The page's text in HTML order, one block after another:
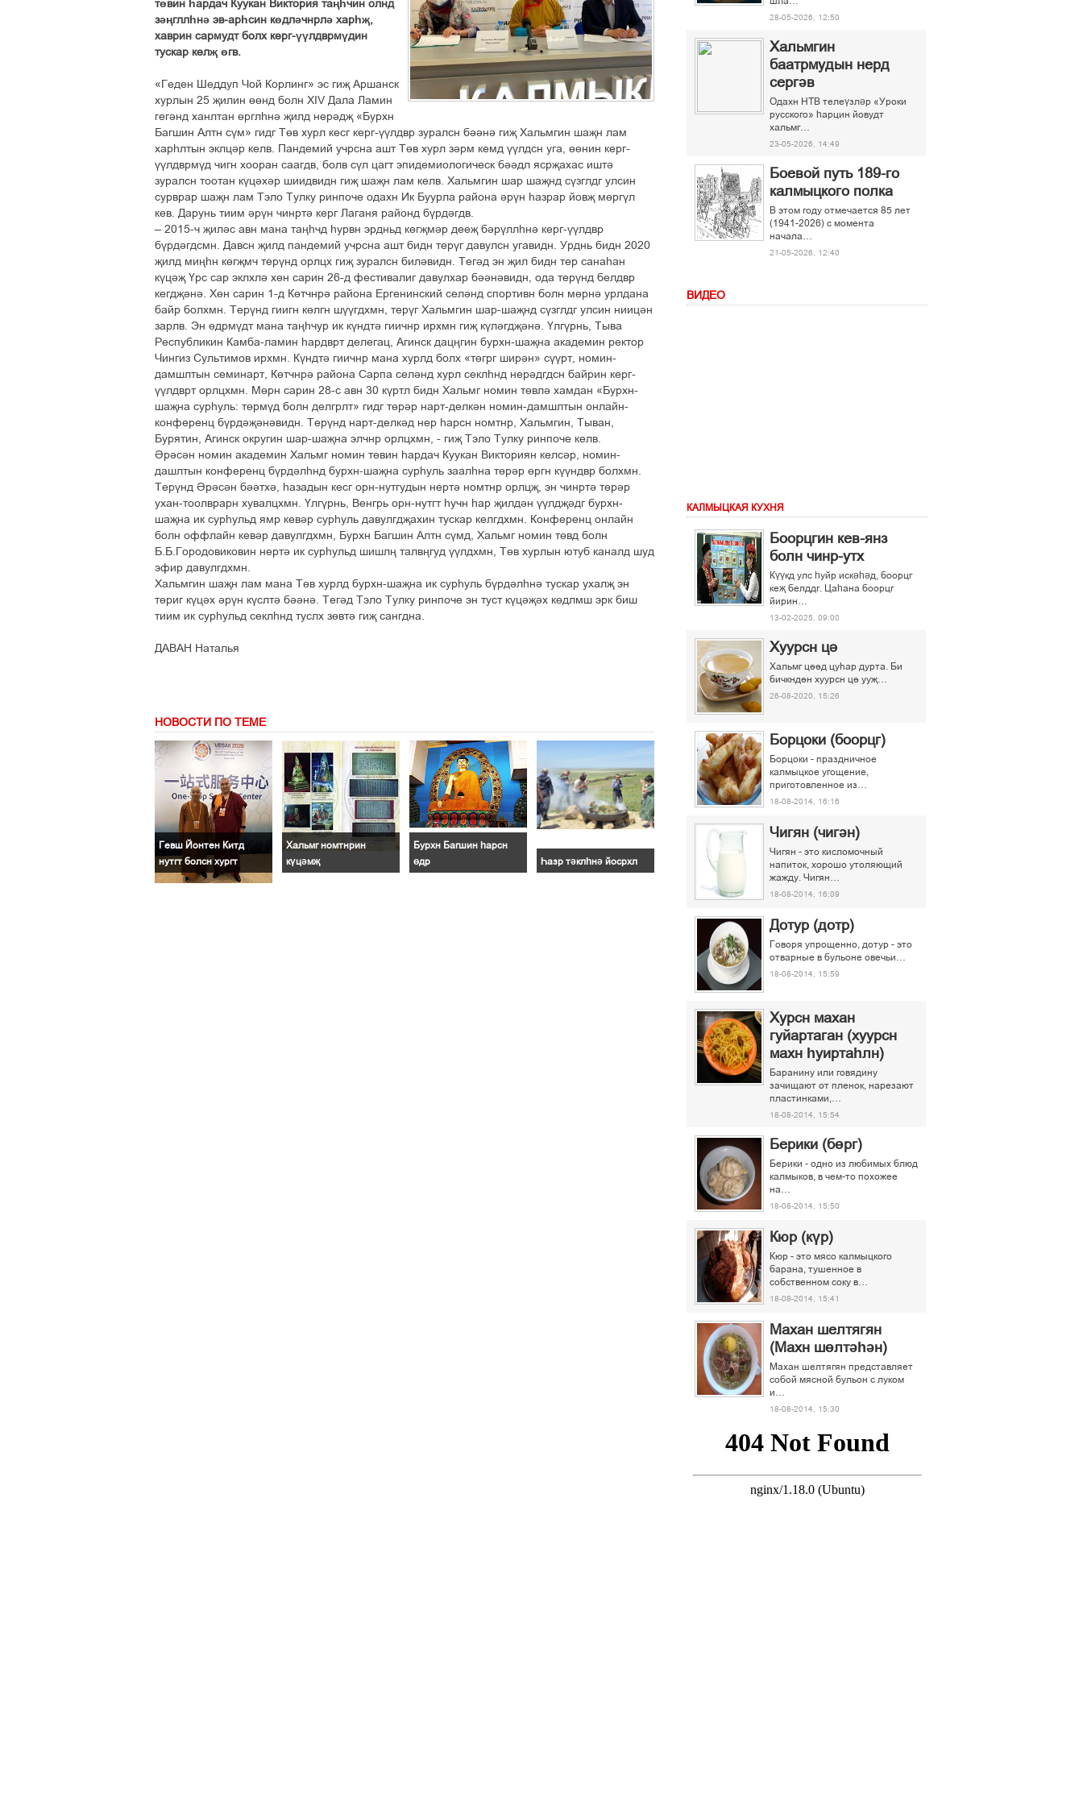
төвин һардач Куукан Виктория таңһчин олнд
зәңгллһнә эв-арһсин көдләчнрлә харһҗ,
хаврин сармудт болх керг-үүлдврмүдин
тускар келҗ өгв.
«Геден Шеддуп Чой Корлинг» эс гиҗ Аршанск
хурлын 25 җилин өөнд болн XIV Дала Ламин
гегәнд ханлтан өрглһнә җилд нерәдҗ «Бурхн
Багшин Алтн сүм» гидг Төв хурл кесг керг-үүлдвр зуралсн бәәнә гиҗ Хальмгин шаҗн лам
харһлтын эклцәр келв. Пандемий учрсна ашт Төв хурл зәрм кемд үүлдсн уга, өөнин керг-
үүлдврмүд чигн хооран саагдв, болв сүл цагт эпидемиологическ бәәдл ясрҗахас иштә
зуралсн тоотан күцәхәр шиидвидн гиҗ шаҗн лам келв. Хальмгин шар шаҗнд сүзглдг улсин
сурврар шаҗн лам Тэло Тулку ринпоче одахн Ик Буурла района әрүн һазрар йовҗ мөргүл
кев. Дарунь тиим әрүн чинртә керг Лаганя районд бүрдәгдв.
– 2015-ч җиләс авн мана таңһчд һурвн эрдньд көгҗмәр дееҗ бәрүллһнә керг-үүлдвр
бүрдәгдсмн. Давсн җилд пандемий учрсна ашт бидн терүг давулсн угавидн. Урднь бидн 2020
җилд миңһн көгҗмч терүнд орлцх гиҗ зуралсн биләвидн. Тегәд эн җил бидн тер санаһан
күцәҗ Үрс сар эклхлә хөн сарин 26-д фестивалиг давулхар бәәнәвидн, ода терүнд белдвр
кегдҗәнә. Хөн сарин 1-д Көтчнрә района Ергенинский селәнд спортивн болн мөрнә урлдана
байр болхмн. Терүнд гиигн көлгн шүүгдхмн, терүг Хальмгин шар-шаҗнд сүзглдг улсин ниицән
зарлв. Эн өдрмүдт мана таңһчур ик күндтә гиичнр ирхмн гиҗ күләгдҗәнә. Үлгүрнь, Тыва
Республикин Камба-ламин һардврт делегац, Агинск дацңгин бурхн-шаҗна академин ректор
Чингиз Сультимов ирхмн. Күндтә гиичнр мана хурлд болх «төгрг ширән» сүүрт, номин-
дамшлтын семинарт, Көтчнрә района Сарпа селәнд хурл секлһнд нерәдгдсн байрин керг-
үүлдврт орлцхмн. Мөрн сарин 28-с авн 30 күртл бидн Хальмг номин төвлә хамдан «Бурхн-
шаҗна сурһуль: төрмүд болн делгрлт» гидг төрәр нарт-делкән номин-дамшлтын онлайн-
конференц бүрдәҗәнәвидн. Терүнд нарт-делкәд нер һарсн номтнр, Хальмгин, Тыван,
Бурятин, Агинск округин шар-шаҗна элчнр орлцхмн, - гиҗ Тэло Тулку ринпоче келв.
Әрәсән номин академин Хальмг номин төвин һардач Куукан Викториян келсәр, номин-
дашлтын конференц бүрдәлһнд бурхн-шаҗна сурһуль заалһна төрәр өргн күүндвр болхмн.
Терүнд Әрәсән бәәтхә, һазадын кесг орн-нутгудын нертә номтнр орлцҗ, эн чинртә төрәр
ухан-тоолврарн хувалцхмн. Үлгүрнь, Венгрь орн-нутгт һучн һар җилдән үүлдҗәдг бурхн-
шаҗна ик сурһульд ямр кевәр сурһуль давулгдҗахин тускар келгдхмн. Конференц онлайн
болн оффлайн кевәр давулгдхмн, Бурхн Багшин Алтн сүмд, Хальмг номин төвд болн
Б.Б.Городовиковин нертә ик сурһульд шишлң талвңгуд үүлдхмн, Төв хурлын ютуб каналд шуд
эфир давулгдхмн.
Хальмгин шаҗн лам мана Төв хурлд бурхн-шаҗна ик сурһуль бүрдәлһнә тускар ухалҗ эн
төриг күцәх әрүн күслтә бәәнә. Тегәд Тэло Тулку ринпоче эн туст күцәҗәх көдлмш эрк биш
тиим ик сурһульд секлһнд туслх зөвтә гиҗ сангдна.
ДАВАН Наталья
НОВОСТИ ПО ТЕМЕ
Гевш Йонтен Китд
нутгт болсн хургт
Хальмг номтнрин
күцәмҗ
Бурхн Багшин һарсн
өдр
Һазр тәклһнә йосрхл
28-05-2026, 12:50
Хальмгин
баатрмудын нерд
сергәв
Одахн НТВ телеүзләр «Уроки
русского» һарцин йовудт
хальмг…
23-05-2026, 14:49
Боевой путь 189-го
калмыцкого полка
В этом году отмечается 85 лет
(1941-2026) с момента
начала…
21-05-2026, 12:40
ВИДЕО
КАЛМЫЦКАЯ КУХНЯ
Боорцгин кев-янз
болн чинр-утх
Күүкд улс һуйр искәһәд, боорцг
кеҗ белддг. Цаһана боорцг
йирин…
13-02-2025, 09:00
Хуурсн ці
Хальмг ціід цуєар дурта. Би
бичкндін хуурсн ці ууљ…
26-08-2020, 15:26
Борцоки (боорцг)
Борцоки - праздничное
калмыцкое угощение,
приготовленное из…
18-08-2014, 16:16
Чигян (чигән)
Чигян - это кисломочный
напиток, хорошо утоляющий
жажду. Чигян…
18-08-2014, 16:09
Дотур (дотр)
Говоря упрощенно, дотур - это
отварные в бульоне овечьи…
18-08-2014, 15:59
Хурсн махан
гуйартаган (хуурсн
махн һуиртаһлн)
Баранину или говядину
зачищают от пленок, нарезают
пластинками,…
18-08-2014, 15:54
Берики (бөрг)
Берики - одно из любимых блюд
калмыков, в чем-то похожее
на…
18-08-2014, 15:50
Кюр (күр)
Кюр - это мясо калмыцкого
барана, тушенное в
собственном соку в…
18-08-2014, 15:41
Махан шелтягян
(Махн шөлтәһән)
Махан шелтягян представляет
собой мясной бульон с луком
и…
18-08-2014, 15:30